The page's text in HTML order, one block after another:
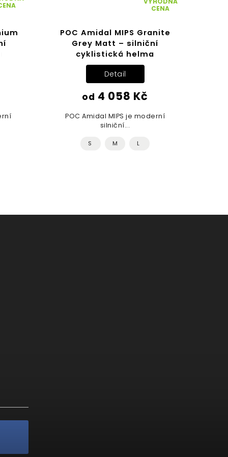
CENA
POC Amidal MIPS Granite
Grey Matt – silniční
cyklistická helma
od 4 058 Kč
Detail
POC Amidal MIPS je moderní
silniční...
S M L